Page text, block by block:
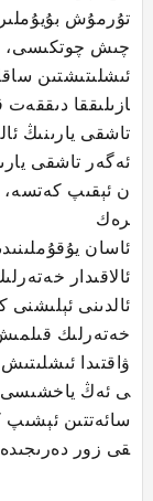
تۇرمۇش
چىش چوتكىسى،
ئىشلىتىشتىن
ازىلىققا
تاشقى يارىنىڭ
ئەگەر تاشقى
ن ئېقىپ كەتسە،
رەك
ئاسان
ئالاقىدار
ئالدىنى
خەتەرلىك
سائەتتىن ئېشىپ
قى زور دەرىجىدە